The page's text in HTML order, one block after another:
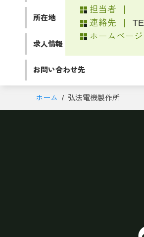
担当者
連絡先
ホームページ
所在地
求人情報
お問い合わせ先
ホーム 弘法電機製作所